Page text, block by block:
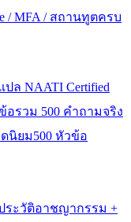
/ MFA / สถานทูตครบ
ปล NAATI Certified
อรวม 500 คำถามจริง
นิยม500 หัวข้อ
ระวัติอาชญากรรม +